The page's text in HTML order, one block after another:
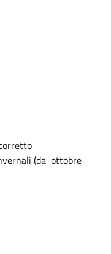
(da ottobre